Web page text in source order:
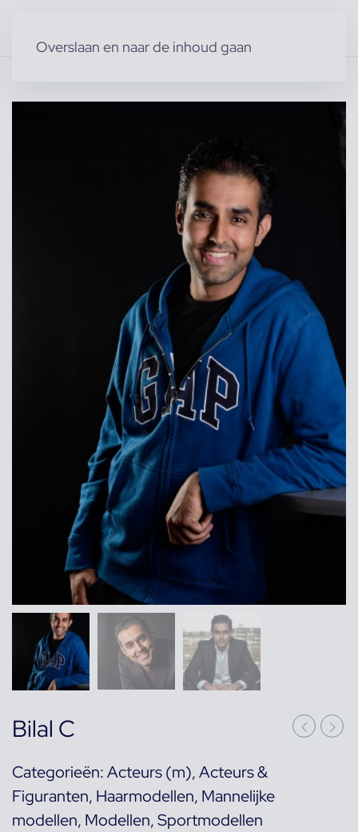
Overslaan en naar de inhoud gaan
Bilal C
Categorieën:Acteurs (m),Acteurs &
Figuranten, Haarmodellen, Mannelijke
modellen, Modellen,Sportmodellen